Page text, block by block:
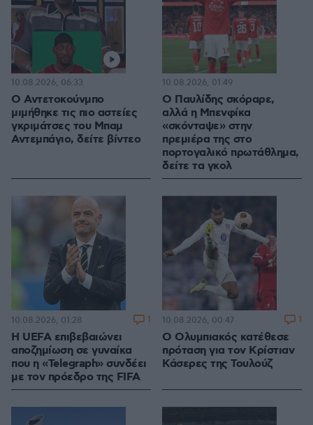
Ο Αντετοκούνμπο
μιμήθηκε τις πιο αστείες
γκριμάτσες του Μπαμ
Αντεμπάγιο, δείτε βίντεο
10.08.2026, 06:33
Ο Παυλίδης σκόραρε,
αλλά η Μπενφίκα
«σκόνταψε» στην
πρεμιέρα της στο
πορτογαλικό πρωτάθλημα,
δείτε τα γκολ
10.08.2026, 01:49
Η UEFA επιβεβαιώνει
αποζημίωση σε γυναίκα
που η «Telegraph» συνδέει
με τον πρόεδρο της FIFA
10.08.2026, 01:28 1
O Ολυμπιακός κατέθεσε
πρόταση για τον Κρίστιαν
Κάσερες της Τουλούζ
10.08.2026, 00:47 1